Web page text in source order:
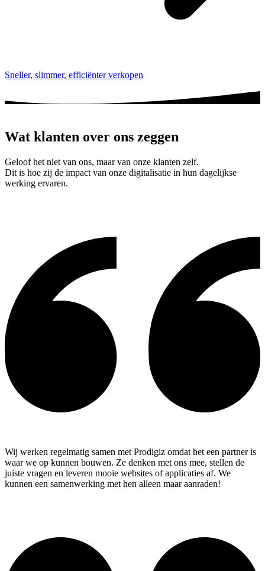
Sneller, slimmer, efficiënter verkopen
Wat klanten over ons zeggen
Geloof het niet van ons, maar van onze klanten zelf.
Dit is hoe zij de impact van onze digitalisatie in hun dagelijkse
werking ervaren.
Wij werken regelmatig samen met Prodigiz omdat het een partner is
waar we op kunnen bouwen. Ze denken met ons mee, stellen de
juiste vragen en leveren mooie websites of applicaties af. We
kunnen een samenwerking met hen alleen maar aanraden!